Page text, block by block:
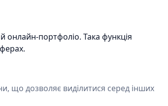
онлайн-портфоліо. Така функція
що дозволяє виділитися серед інших